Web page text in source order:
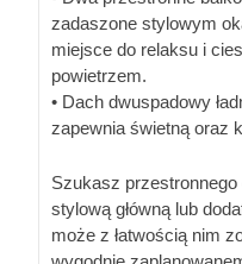
zadaszone stylowym
miejsce do relaksu i
powietrzem.
• Dach dwuspadowy
zapewnia świetną oraz
Szukasz
stylową główną lub
może z łatwością nim